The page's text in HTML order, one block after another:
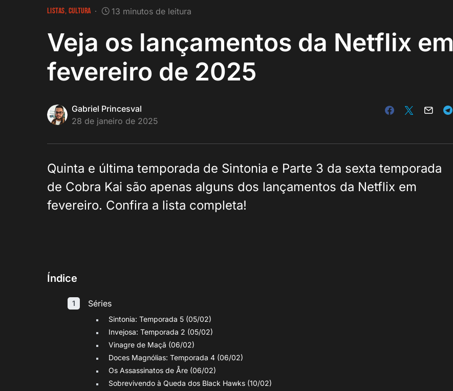
LISTAS CULTURA 13 minutos de leitura
Veja os lançamentos da Netflix em
fevereiro de 2025
Gabriel Princesval
28 de janeiro de 2025
Quinta e última temporada de Sintonia e Parte 3 da sexta temporada
de Cobra Kai são apenas alguns dos lançamentos da Netflix em
fevereiro. Confira a lista completa!
Índice
Séries
Sintonia: Temporada 5 (05/02)
Invejosa: Temporada 2 (05/02)
Vinagre de Maçã (06/02)
Doces Magnólias: Temporada 4 (06/02)
Os Assassinatos de Åre (06/02)
Sobrevivendo à Queda dos Black Hawks (10/02)